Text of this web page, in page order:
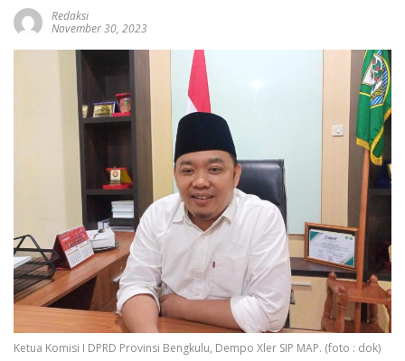
Redaksi
November 30, 2023
Ketua Komisi I DPRD Provinsi Bengkulu, Dempo Xler SIP MAP. (foto : dok)